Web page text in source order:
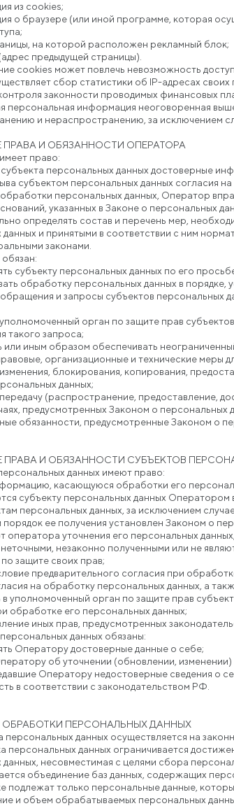
из cookies;
браузере (или иной программе, которая
на которой расположен рекламный блок;
предыдущей страницы).
cookies может повлечь невозможность
сбор статистики об IP-адресах
законности проводимых финансовых
персональная информация неоговоренная
и нераспространению, за исключением
И ОБЯЗАННОСТИ ОПЕРАТОРА
право:
субъекта персональных данных достоверные
субъектом персональных данных согласия
персональных данных, Оператор
указанных в Законе о персональных
определять состав и перечень мер,
данных и принятыми в соответствии с ним
законами.
субъекту персональных данных по его
обработку персональных данных в
и запросы субъектов персональных
орган по защите прав
такого запроса;
или иным образом обеспечивать
организационные и технические меры
блокирования, копирования,
данных;
(распространение, предоставление,
предусмотренных Законом о персональных
обязанности, предусмотренные Законом о
ПРАВА И ОБЯЗАННОСТИ СУБЪЕКТОВ
данных имеют право:
касающуюся обработки его
субъекту персональных данных
персональных данных, за исключением
ее получения установлен Законом о
оператора уточнения его персональных
незаконно полученными или не
защите своих прав;
предварительного согласия при
на обработку персональных данных, а
уполномоченный орган по защите прав
обработке его персональных данных;
иных прав, предусмотренных
данных обязаны:
Оператору достоверные данные о себе;
об уточнении (обновлении, изменении)
Оператору недостоверные сведения о
в соответствии с законодательством РФ.
ОБРАБОТКИ ПЕРСОНАЛЬНЫХ ДАННЫХ
персональных данных осуществляется на
персональных данных ограничивается
несовместимая с целями сбора
объединение баз данных, содержащих
подлежат только персональные данные,
и объем обрабатываемых персональных